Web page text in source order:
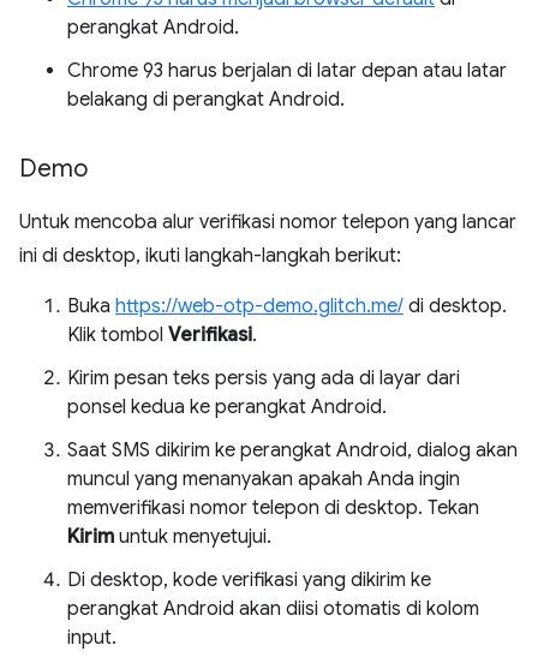
perangkat Android.
Chrome 93 harus berjalan di latar depan atau latar
belakang di perangkat Android.
Demo
Untuk mencoba alur verifikasi nomor telepon yang lancar
ini di desktop, ikuti langkah-langkah berikut:
Buka https://web-otp-demo.glitch.me/ di desktop.
Klik tombol Verifikasi.
Kirim pesan teks persis yang ada di layar dari
ponsel kedua ke perangkat Android.
Saat SMS dikirim ke perangkat Android, dialog akan
muncul yang menanyakan apakah Anda ingin
memverifikasi nomor telepon di desktop. Tekan
Kirim untuk menyetujui.
Di desktop, kode verifikasi yang dikirim ke
perangkat Android akan diisi otomatis di kolom
input.